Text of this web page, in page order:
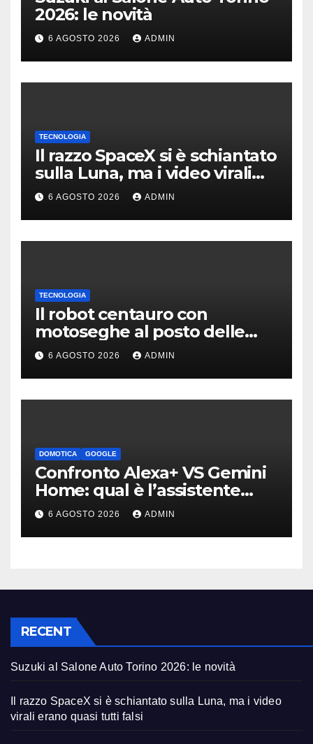
2026: le novità
6 AGOSTO 2026 ADMIN
TECNOLOGIA
Il razzo SpaceX si è schiantato
sulla Luna, ma i video virali
erano quasi tutti falsi
6 AGOSTO 2026 ADMIN
TECNOLOGIA
Il robot centauro con
motoseghe al posto delle
mani è pronto per le missioni
impossibili
6 AGOSTO 2026 ADMIN
DOMOTICA GOOGLE
Confronto Alexa+ VS Gemini
Home: qual è l’assistente
migliore | Video
6 AGOSTO 2026 ADMIN
RECENT
Suzuki al Salone Auto Torino 2026: le novità
Il razzo SpaceX si è schiantato sulla Luna, ma i video
virali erano quasi tutti falsi